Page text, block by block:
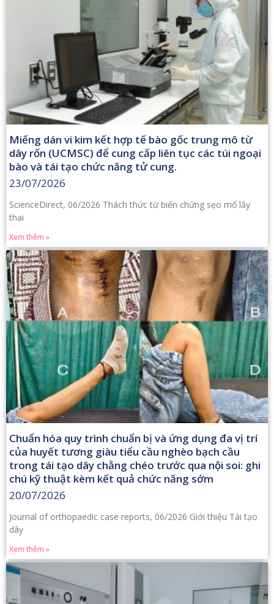
Miếng dán vi kim kết hợp tế bào gốc trung mô từ
dây rốn (UCMSC) để cung cấp liên tục các túi ngoại
bào và tái tạo chức năng tử cung.
23/07/2026
ScienceDirect, 06/2026 Thách thức từ biến chứng sẹo mổ lấy
thai
Xem thêm »
Chuẩn hóa quy trình chuẩn bị và ứng dụng đa vị trí
của huyết tương giàu tiểu cầu nghèo bạch cầu
trong tái tạo dây chằng chéo trước qua nội soi: ghi
chú kỹ thuật kèm kết quả chức năng sớm
20/07/2026
Journal of orthopaedic case reports, 06/2026 Giới thiệu Tái tạo
dây
Xem thêm »